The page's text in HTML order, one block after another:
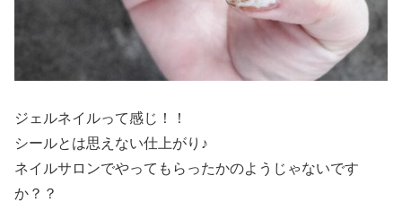
ジェルネイルって感じ！！
シールとは思えない仕上がり♪
ネイルサロンでやってもらったかのようじゃないです
か？？